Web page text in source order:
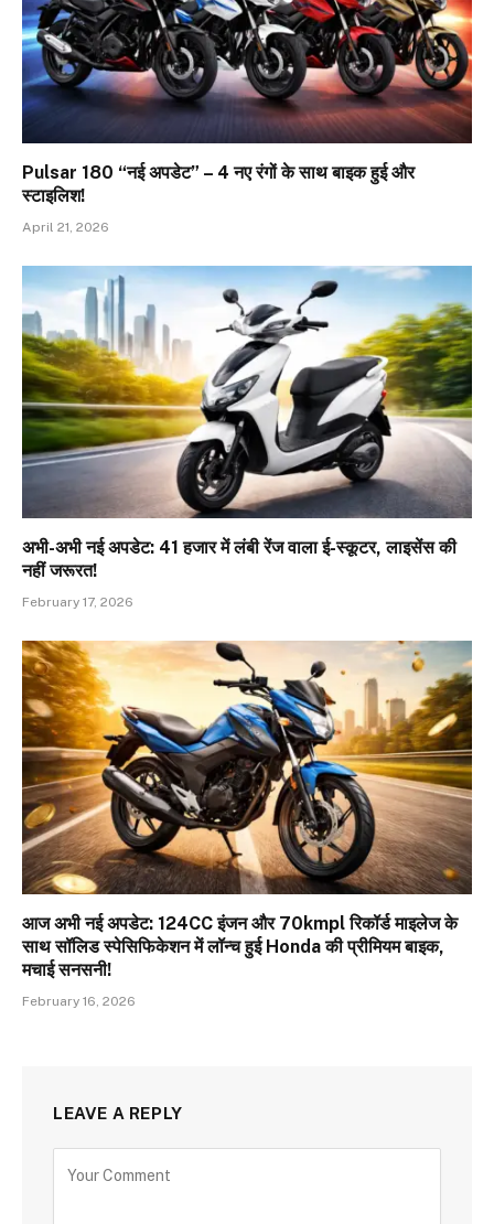
Pulsar 180 “नई अपडेट” – 4 नए रंगों के साथ बाइक हुई और
स्टाइलिश!
April 21, 2026
अभी-अभी नई अपडेट: 41 हजार में लंबी रेंज वाला ई-स्कूटर, लाइसेंस की
नहीं जरूरत!
February 17, 2026
आज अभी नई अपडेट: 124CC इंजन और 70kmpl रिकॉर्ड माइलेज के
साथ सॉलिड स्पेसिफिकेशन में लॉन्च हुई Honda की प्रीमियम बाइक,
मचाई सनसनी!
February 16, 2026
LEAVE A REPLY